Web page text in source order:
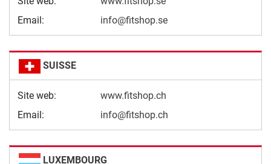
Email:
info@fitshop.se
SUISSE
Site web:
www.fitshop.ch
Email:
info@fitshop.ch
LUXEMBOURG